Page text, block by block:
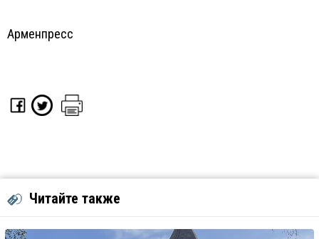
Арменпресс
Читайте также